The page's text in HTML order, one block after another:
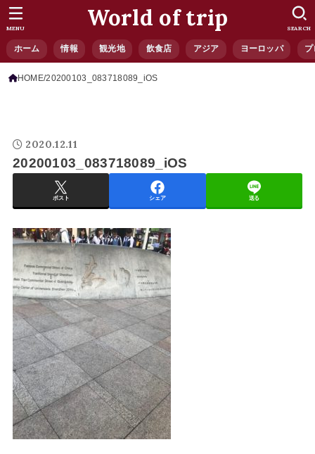
World of trip
ホーム 情報 観光地 飲食店 アジア ヨーロッパ プ
SEARCH
MENU
HOME 20200103_083718089_iOS
2020.12.11
20200103_083718089_iOS
ポスト シェア 送る